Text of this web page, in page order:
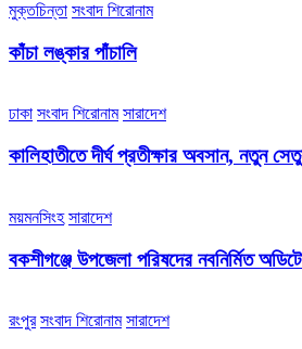
মুক্তচিন্তা সংবাদ শিরোনাম
কাঁচা লঙ্কার পাঁচালি
ঢাকা সংবাদ শিরোনাম সারাদেশ
কালিহাতীতে দীর্ঘ প্রতীক্ষার অবসান, নতুন
ময়মনসিংহ সারাদেশ
বকশীগঞ্জে উপজেলা পরিষদের নবনির্মিত
রংপুর সংবাদ শিরোনাম সারাদেশ